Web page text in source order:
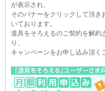
が表示され、
そのバナーをクリックして頂
いております。
道具をそろえるのご契約を解約
り、
キャンペーンをお申し込み頂く